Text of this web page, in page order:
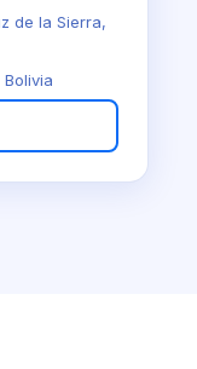
de la Sierra,